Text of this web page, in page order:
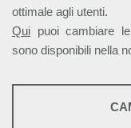
ottimale agli utenti.
Qui puoi cambiare
sono disponibili nella
STATISTICHE